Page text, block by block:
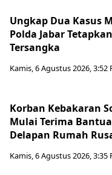
Ungkap Dua Kasus
Polda Jabar
Tersangka
Kamis, 6 Agustus 2026, 3:52
Korban Kebakaran
Mulai Terima
Delapan Rumah
Kamis, 6 Agustus 2026, 3:35